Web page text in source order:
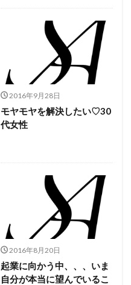
2016年9月28日
モヤモヤを解決したい♡30
代女性
2016年8月20日
起業に向かう中、、、いま
自分が本当に望んでいるこ